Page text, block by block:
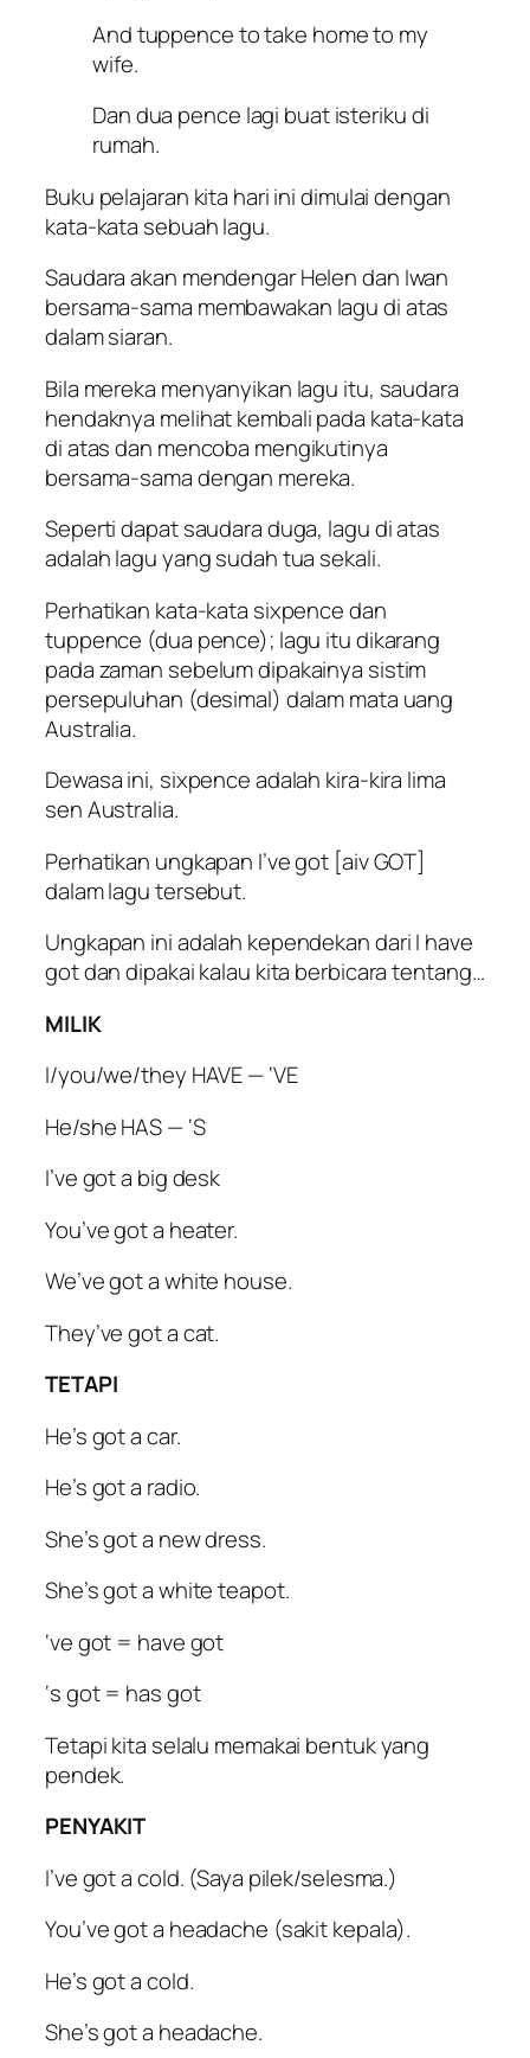
And tuppence to take home to my
wife.
Dan dua pence lagi buat isteriku di
rumah.
Buku pelajaran kita hari ini dimulai dengan
kata-kata sebuah lagu.
Saudara akan mendengar Helen dan Iwan
bersama-sama membawakan lagu di atas
dalam siaran.
Bila mereka menyanyikan lagu itu, saudara
hendaknya melihat kembali pada kata-kata
di atas dan mencoba mengikutinya
bersama-sama dengan mereka.
Seperti dapat saudara duga, lagu di atas
adalah lagu yang sudah tua sekali.
Perhatikan kata-kata sixpence dan
tuppence (dua pence); lagu itu dikarang
pada zaman sebelum dipakainya sistim
persepuluhan (desimal) dalam mata uang
Australia.
Dewasa ini, sixpence adalah kira-kira lima
sen Australia.
Perhatikan ungkapan I’ve got [aiv GOT]
dalam lagu tersebut.
Ungkapan ini adalah kependekan dari I have
got dan dipakai kalau kita berbicara tentang…
MILIK
I/you/we/they HAVE — ‘VE
He/she HAS — ‘S
I’ve got a big desk
You’ve got a heater.
We’ve got a white house.
They’ve got a cat.
TETAPI
He’s got a car.
He’s got a radio.
She’s got a new dress.
She’s got a white teapot.
‘ve got = have got
‘s got = has got
Tetapi kita selalu memakai bentuk yang
pendek.
PENYAKIT
I’ve got a cold. (Saya pilek/selesma.)
You’ve got a headache (sakit kepala).
He’s got a cold.
She’s got a headache.